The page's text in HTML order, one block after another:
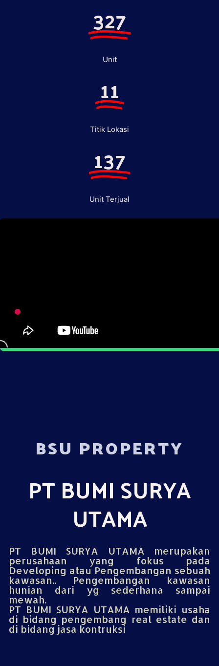
327
Unit
11
Titik Lokasi
137
Unit Terjual
BSU PROPERTY
PT BUMI SURYA
UTAMA
PT BUMI SURYA UTAMA merupakan
perusahaan yang fokus pada
Developing atau Pengembangan sebuah
kawasan.. Pengembangan kawasan
hunian dari yg sederhana sampai
mewah.
PT BUMI SURYA UTAMA memiliki usaha
di bidang pengembang real estate dan
di bidang jasa kontruksi